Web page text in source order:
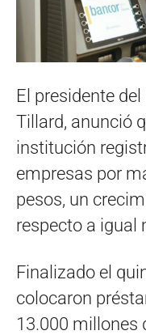
El presidente
Tillard, anunció
institución
empresas por
pesos, un
respecto a igual
Finalizado el
colocaron
13.000 millones